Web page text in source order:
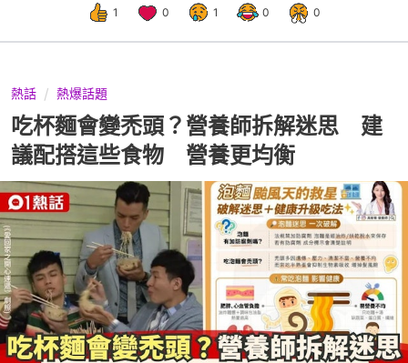
1 0 1 0 0
熱話 熱爆話題
吃杯麵會變禿頭？營養師拆解迷思 建
議配搭這些食物 營養更均衡